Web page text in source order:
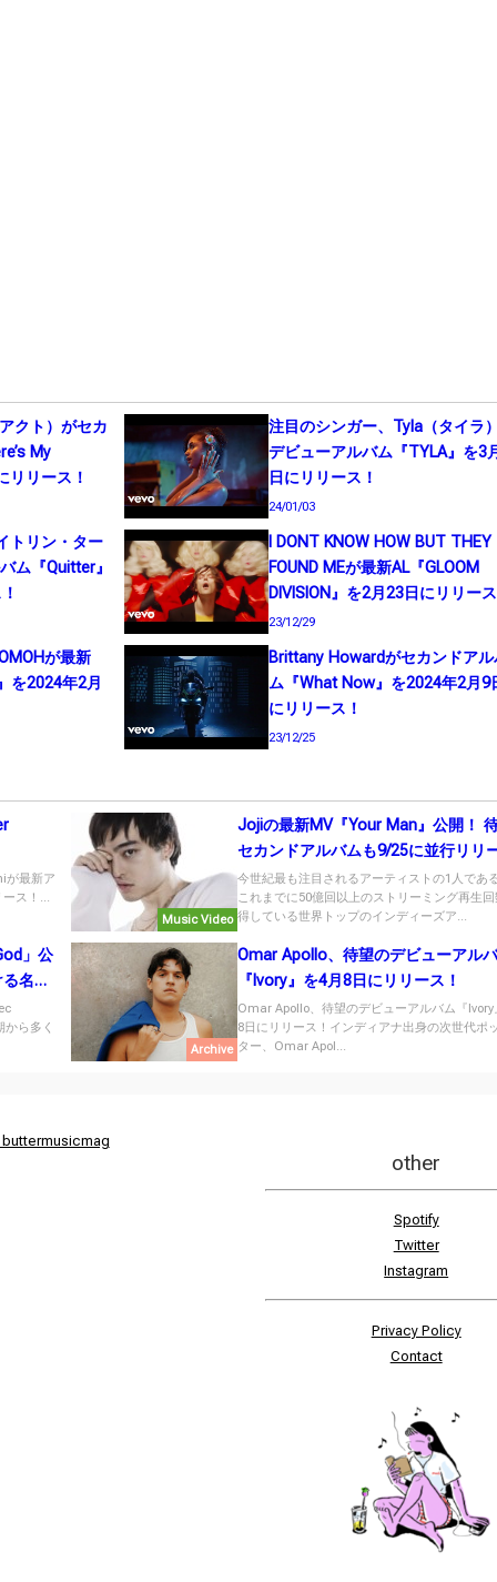
クト）がセカ
My
リリース！
注目のシンガー、Tyla（タイラ
デビューアルバム『TYLA』を3
日にリリース！
24/01/03
トリン・ター
ム『Quitter』
I DONT KNOW HOW BUT THEY
FOUND MEが最新AL『GLOOM
DIVISION』を2月23日にリリース
23/12/29
が最新
を2024年2月
Brittany Howardがセカンドアル
ム『What Now』を2024年2月9
にリリース！
23/12/25
が最新ア
ス！...
Music Video
Jojiの最新MV『Your Man』公開！
セカンドアルバムも9/25に並行リリ
今世紀最も注目されるアーティストの1人であ
これまでに50億回以上のストリーミング再生回
得している世界トップのインディーズア...
」公
る名
ら多く
Archive
Omar Apollo、待望のデビューアル
『Ivory』を4月8日にリリース！
Omar Apollo、待望のデビューアルバム『Ivory
8日にリリース！インディアナ出身の次世代ポ
ター、Omar Apol...
other
Spotify
Twitter
Instagram
Privacy Policy
Contact